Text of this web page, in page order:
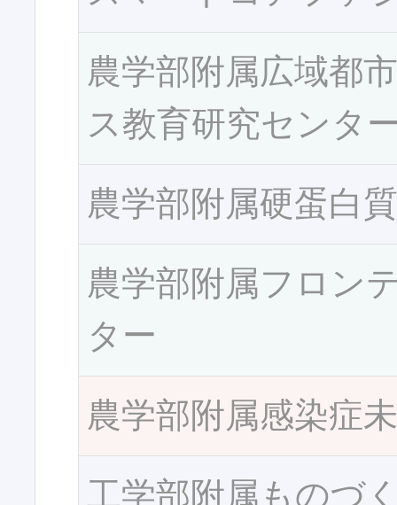
農学部附属広域都
ス教育研究センタ
農学部附属硬蛋白
農学部附属フロン
ター
農学部附属感染症
工学部附属ものづ